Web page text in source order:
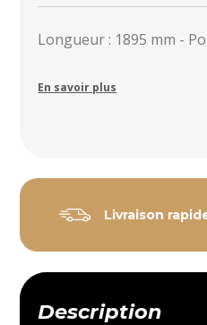
Longueur : 1895 mm -
En savoir plus
Livraison
Description